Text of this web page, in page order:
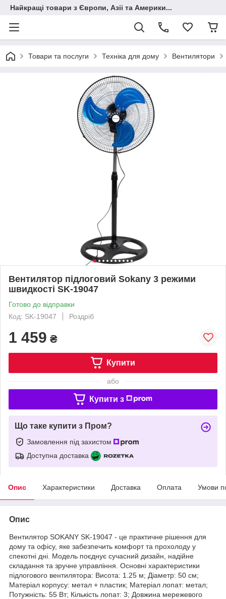
Найкращі товари з Європи, Азіі та Америки...
Товари та послуги Техніка для дому Вентилятори
Вентилятор підлоговий Sokany 3 режими
швидкості SK-19047
Готово до відправки
Код: SK-19047
Роздріб
1 459 ₴
Купити
або
Купити з
Що таке купити з Пром?
Замовлення під захистом
Доступна доставка
Опис Характеристики Доставка Оплата Умови
Опис
Вентилятор SOKANY SK-19047 - це практичне рішення для
дому та офісу, яке забезпечить комфорт та прохолоду у
спекотні дні. Модель поєднує сучасний дизайн, надійне
складання та зручне управління. Основні характеристики
підлогового вентилятора: Висота: 1.25 м; Діаметр: 50 см;
Матеріал корпусу: метал + пластик; Матеріал лопат: метал;
Потужність: 55 Вт; Кількість лопат: 3; Довжина мережевого